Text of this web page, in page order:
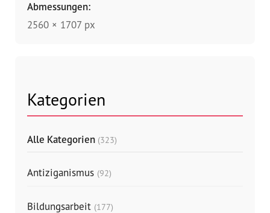
Kategorien
Alle Kategorien (323)
Antiziganismus (92)
Bildungsarbeit (177)
Abmessungen:
2560 × 1707 px